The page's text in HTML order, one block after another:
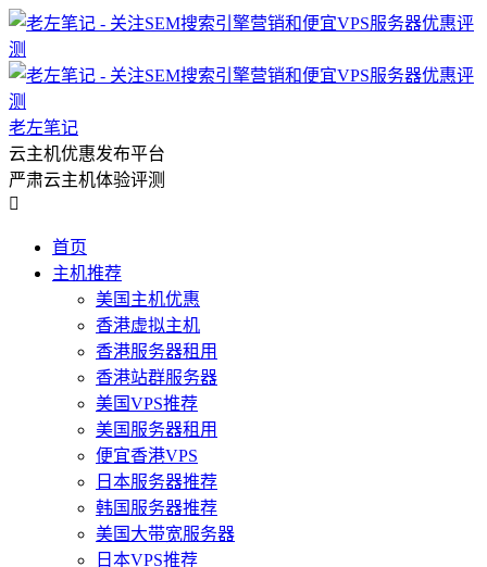
老左笔记
云主机优惠发布平台
严肃云主机体验评测

首页
主机推荐
美国主机优惠
香港虚拟主机
香港服务器租用
香港站群服务器
美国VPS推荐
美国服务器租用
便宜香港VPS
日本服务器推荐
韩国服务器推荐
美国大带宽服务器
日本VPS推荐